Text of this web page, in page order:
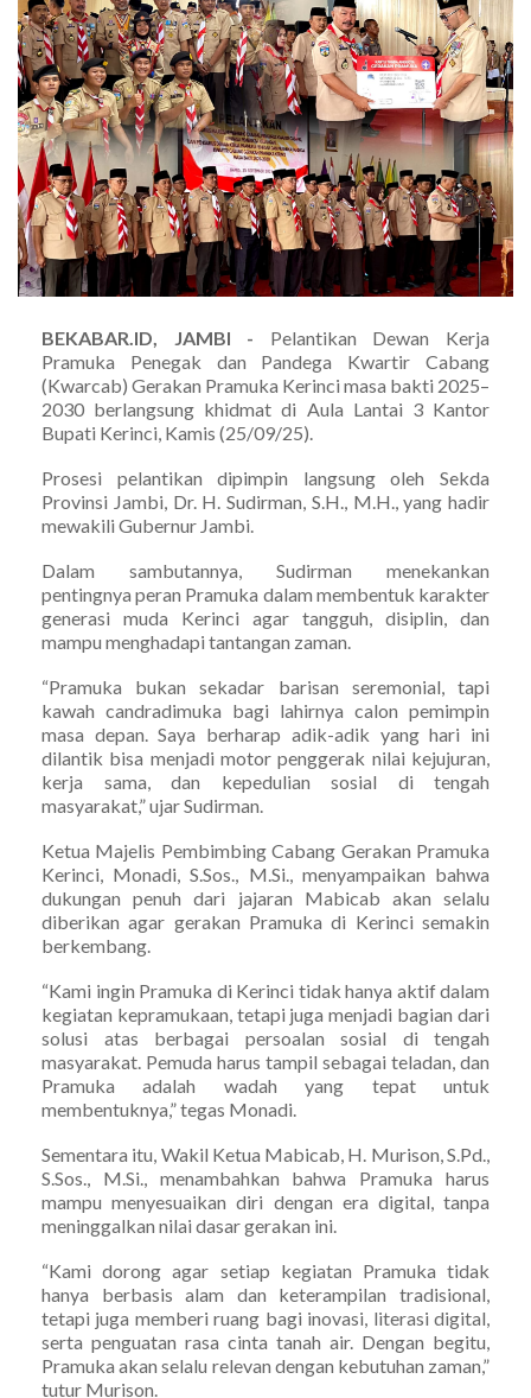
BEKABAR.ID, JAMBI - Pelantikan Dewan Kerja
Pramuka Penegak dan Pandega Kwartir Cabang
(Kwarcab) Gerakan Pramuka Kerinci masa bakti 2025–
2030 berlangsung khidmat di Aula Lantai 3 Kantor
Bupati Kerinci, Kamis (25/09/25).
Prosesi pelantikan dipimpin langsung oleh Sekda
Provinsi Jambi, Dr. H. Sudirman, S.H., M.H., yang hadir
mewakili Gubernur Jambi.
Dalam sambutannya, Sudirman menekankan
pentingnya peran Pramuka dalam membentuk karakter
generasi muda Kerinci agar tangguh, disiplin, dan
mampu menghadapi tantangan zaman.
“Pramuka bukan sekadar barisan seremonial, tapi
kawah candradimuka bagi lahirnya calon pemimpin
masa depan. Saya berharap adik-adik yang hari ini
dilantik bisa menjadi motor penggerak nilai kejujuran,
kerja sama, dan kepedulian sosial di tengah
masyarakat,” ujar Sudirman.
Ketua Majelis Pembimbing Cabang Gerakan Pramuka
Kerinci, Monadi, S.Sos., M.Si., menyampaikan bahwa
dukungan penuh dari jajaran Mabicab akan selalu
diberikan agar gerakan Pramuka di Kerinci semakin
berkembang.
“Kami ingin Pramuka di Kerinci tidak hanya aktif dalam
kegiatan kepramukaan, tetapi juga menjadi bagian dari
solusi atas berbagai persoalan sosial di tengah
masyarakat. Pemuda harus tampil sebagai teladan, dan
Pramuka adalah wadah yang tepat untuk
membentuknya,” tegas Monadi.
Sementara itu, Wakil Ketua Mabicab, H. Murison, S.Pd.,
S.Sos., M.Si., menambahkan bahwa Pramuka harus
mampu menyesuaikan diri dengan era digital, tanpa
meninggalkan nilai dasar gerakan ini.
“Kami dorong agar setiap kegiatan Pramuka tidak
hanya berbasis alam dan keterampilan tradisional,
tetapi juga memberi ruang bagi inovasi, literasi digital,
serta penguatan rasa cinta tanah air. Dengan begitu,
Pramuka akan selalu relevan dengan kebutuhan zaman,”
tutur Murison.